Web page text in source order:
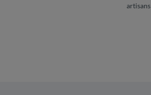
artisans